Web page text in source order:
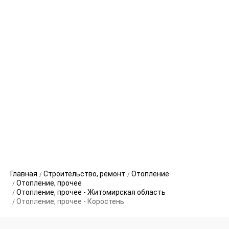
Главная Строительство, ремонт
Отопление
Отопление, прочее
Отопление, прочее - Житомирская область
Отопление, прочее - Коростень